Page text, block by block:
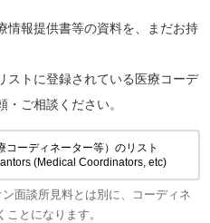
報提供書等の資料を、まだお持
ストに登録されている医療コーデ
ご相談ください。
コーディネーター等）のリスト
(Medical Coordinators, etc)
面談所見料とは別に、コーディネ
とになります。